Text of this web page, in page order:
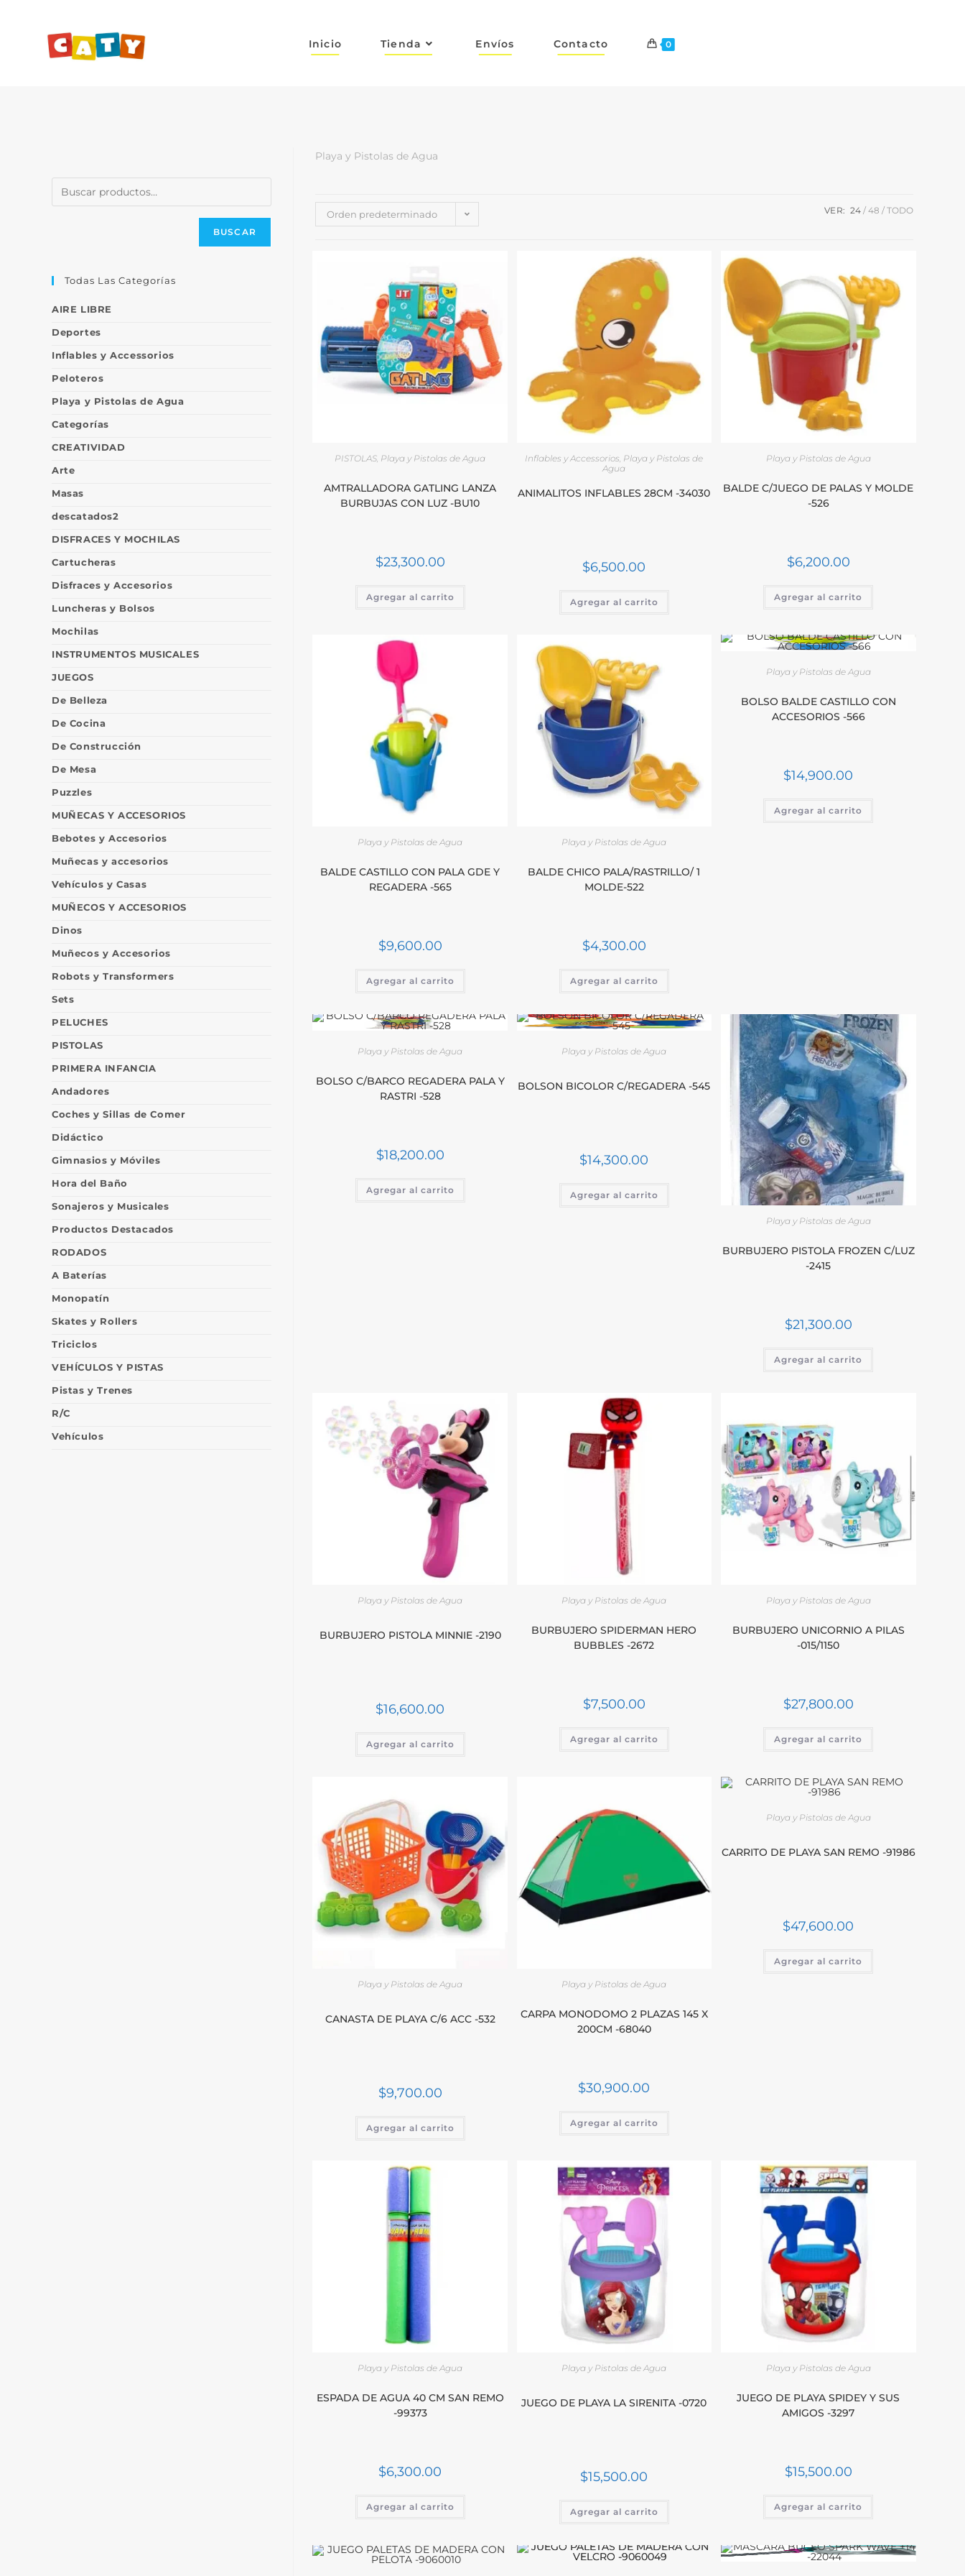
Inicio Tienda Envíos Contacto 0
Playa y Pistolas de Agua
Orden predeterminado VER: 24 48 TODO
PISTOLAS Playa y Pistolas de Agua
AMTRALLADORA GATLING LANZA
BURBUJAS CON LUZ -BU10
$23,300.00
Agregar al carrito
Inflables y Accessorios Playa y Pistolas de
Agua
ANIMALITOS INFLABLES 28CM -34030
$6,500.00
Agregar al carrito
Playa y Pistolas de Agua
BALDE C/JUEGO DE PALAS Y MOLDE
-526
$6,200.00
Agregar al carrito
Playa y Pistolas de Agua
BALDE CASTILLO CON PALA GDE Y
REGADERA -565
$9,600.00
Agregar al carrito
Playa y Pistolas de Agua
BALDE CHICO PALA/RASTRILLO/ 1
MOLDE-522
$4,300.00
Agregar al carrito
Playa y Pistolas de Agua
BOLSO BALDE CASTILLO CON
ACCESORIOS -566
$14,900.00
Agregar al carrito
Playa y Pistolas de Agua
BOLSO C/BARCO REGADERA PALA Y
RASTRI -528
$18,200.00
Agregar al carrito
Playa y Pistolas de Agua
BOLSON BICOLOR C/REGADERA -545
$14,300.00
Agregar al carrito
Playa y Pistolas de Agua
BURBUJERO PISTOLA FROZEN C/LUZ
-2415
$21,300.00
Agregar al carrito
Playa y Pistolas de Agua
BURBUJERO PISTOLA MINNIE -2190
$16,600.00
Agregar al carrito
Playa y Pistolas de Agua
BURBUJERO SPIDERMAN HERO
BUBBLES -2672
$7,500.00
Agregar al carrito
Playa y Pistolas de Agua
BURBUJERO UNICORNIO A PILAS
-015/1150
$27,800.00
Agregar al carrito
Playa y Pistolas de Agua
CANASTA DE PLAYA C/6 ACC -532
$9,700.00
Agregar al carrito
Playa y Pistolas de Agua
CARPA MONODOMO 2 PLAZAS 145 X
200CM -68040
$30,900.00
Agregar al carrito
Playa y Pistolas de Agua
CARRITO DE PLAYA SAN REMO -91986
$47,600.00
Agregar al carrito
Playa y Pistolas de Agua
ESPADA DE AGUA 40 CM SAN REMO
-99373
$6,300.00
Agregar al carrito
Playa y Pistolas de Agua
JUEGO DE PLAYA LA SIRENITA -0720
$15,500.00
Agregar al carrito
Playa y Pistolas de Agua
JUEGO DE PLAYA SPIDEY Y SUS
AMIGOS -3297
$15,500.00
Agregar al carrito
BUSCAR
Todas Las Categorías
AIRE LIBRE
Deportes
Inflables y Accessorios
Peloteros
Playa y Pistolas de Agua
Categorías
CREATIVIDAD
Arte
Masas
descatados2
DISFRACES Y MOCHILAS
Cartucheras
Disfraces y Accesorios
Luncheras y Bolsos
Mochilas
INSTRUMENTOS MUSICALES
JUEGOS
De Belleza
De Cocina
De Construcción
De Mesa
Puzzles
MUÑECAS Y ACCESORIOS
Bebotes y Accesorios
Muñecas y accesorios
Vehículos y Casas
MUÑECOS Y ACCESORIOS
Dinos
Muñecos y Accesorios
Robots y Transformers
Sets
PELUCHES
PISTOLAS
PRIMERA INFANCIA
Andadores
Coches y Sillas de Comer
Didáctico
Gimnasios y Móviles
Hora del Baño
Sonajeros y Musicales
Productos Destacados
RODADOS
A Baterías
Monopatín
Skates y Rollers
Triciclos
VEHÍCULOS Y PISTAS
Pistas y Trenes
R/C
Vehículos